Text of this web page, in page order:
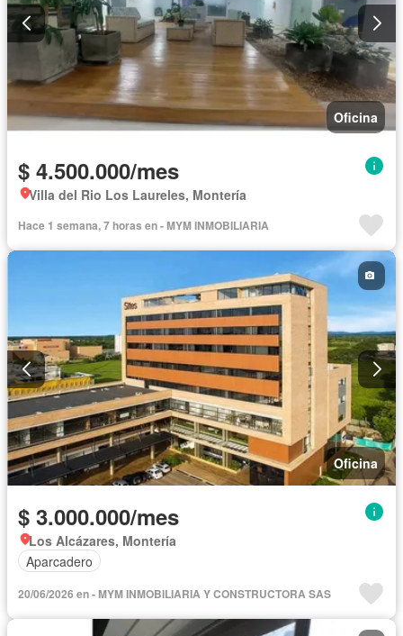
Oficina
$ 4.500.000/mes
Villa del Rio Los Laureles, Montería
Hace 1 semana, 7 horas en - MYM INMOBILIARIA
Oficina
$ 3.000.000/mes
Los Alcázares, Montería
Aparcadero
20/06/2026 en - MYM INMOBILIARIA Y CONSTRUCTORA SAS